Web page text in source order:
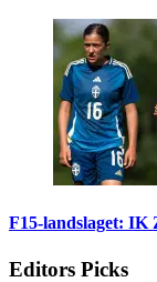
F15-landslaget: IK
Editors Picks